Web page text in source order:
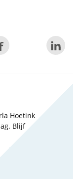
Hoetink
Blijf